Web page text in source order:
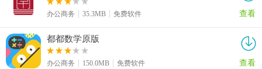
办公商务 35.3MB 免费软件 查看
都都数学原版
办公商务 150.0MB 免费软件 查看